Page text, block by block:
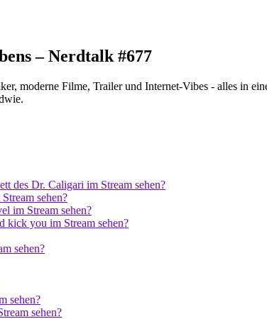
– Nerdtalk #677
moderne Filme, Trailer und Internet-Vibes - alles in